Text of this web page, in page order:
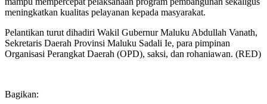
meningkatkan kualitas pelayanan kepada masyarakat.
Pelantikan turut dihadiri Wakil Gubernur Maluku Abdullah Vanath,
Sekretaris Daerah Provinsi Maluku Sadali Ie, para pimpinan
Organisasi Perangkat Daerah (OPD), saksi, dan rohaniawan. (RED)
Bagikan: